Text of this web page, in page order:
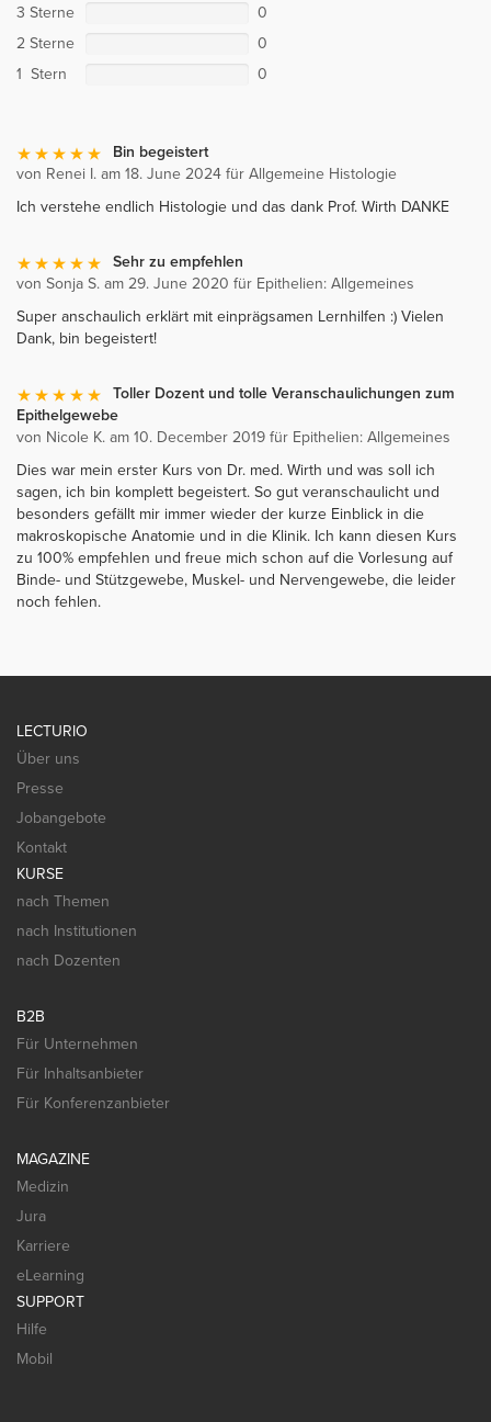
3 Sterne
0
2 Sterne
0
1 Stern
0
Bin begeistert
von Renei I. am 18. June 2024 für Allgemeine Histologie
Ich verstehe endlich Histologie und das dank Prof. Wirth DANKE
Sehr zu empfehlen
von Sonja S. am 29. June 2020 für Epithelien: Allgemeines
Super anschaulich erklärt mit einprägsamen Lernhilfen :) Vielen
Dank, bin begeistert!
Toller Dozent und tolle Veranschaulichungen zum
Epithelgewebe
von Nicole K. am 10. December 2019 für Epithelien: Allgemeines
Dies war mein erster Kurs von Dr. med. Wirth und was soll ich
sagen, ich bin komplett begeistert. So gut veranschaulicht und
besonders gefällt mir immer wieder der kurze Einblick in die
makroskopische Anatomie und in die Klinik. Ich kann diesen Kurs
zu 100% empfehlen und freue mich schon auf die Vorlesung auf
Binde- und Stützgewebe, Muskel- und Nervengewebe, die leider
noch fehlen.
LECTURIO
Über uns
Presse
Jobangebote
Kontakt
KURSE
nach Themen
nach Institutionen
nach Dozenten
B2B
Für Unternehmen
Für Inhaltsanbieter
Für Konferenzanbieter
MAGAZINE
Medizin
Jura
Karriere
eLearning
SUPPORT
Hilfe
Mobil